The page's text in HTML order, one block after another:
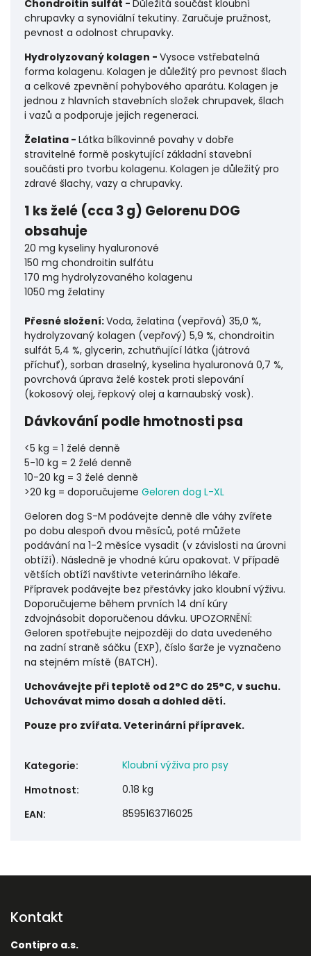
Chondroitin sulfát - Důležitá součást kloubní
chrupavky a synoviální tekutiny. Zaručuje pružnost,
pevnost a odolnost chrupavky.
Hydrolyzovaný kolagen - Vysoce vstřebatelná
forma kolagenu. Kolagen je důležitý pro pevnost šlach
a celkové zpevnění pohybového aparátu. Kolagen je
jednou z hlavních stavebních složek chrupavek, šlach
i vazů a podporuje jejich regeneraci.
Želatina - Látka bílkovinné povahy v dobře
stravitelné formě poskytující základní stavební
součásti pro tvorbu kolagenu. Kolagen je důležitý pro
zdravé šlachy, vazy a chrupavky.
1 ks želé (cca 3 g) Gelorenu DOG
obsahuje
20 mg kyseliny hyaluronové
150 mg chondroitin sulfátu
170 mg hydrolyzovaného kolagenu
1050 mg želatiny
Přesné složení:Voda, želatina (vepřová) 35,0 %,
hydrolyzovaný kolagen (vepřový) 5,9 %, chondroitin
sulfát 5,4 %, glycerin, zchutňující látka (játrová
příchuť), sorban draselný, kyselina hyaluronová 0,7 %,
povrchová úprava želé kostek proti slepování
(kokosový olej, řepkový olej a karnaubský vosk).
Dávkování podle hmotnosti psa
<5 kg = 1 želé denně
5-10 kg = 2 želé denně
10-20 kg = 3 želé denně
>20 kg = doporučujeme Geloren dog L-XL
Geloren dog S-M podávejte denně dle váhy zvířete
po dobu alespoň dvou měsíců, poté můžete
podávání na 1-2 měsíce vysadit (v závislosti na úrovni
obtíží). Následně je vhodné kúru opakovat. V případě
větších obtíží navštivte veterinárního lékaře.
Přípravek podávejte bez přestávky jako kloubní výživu.
Doporučujeme během prvních 14 dní kúry
zdvojnásobit doporučenou dávku. UPOZORNĚNÍ:
Geloren spotřebujte nejpozději do data uvedeného
na zadní straně sáčku (EXP), číslo šarže je vyznačeno
na stejném místě (BATCH).
Uchovávejte při teplotě od 2°C do 25°C, v suchu.
Uchovávat mimo dosah a dohled dětí.
Pouze pro zvířata. Veterinární přípravek.
Kategorie:
Kloubní výživa pro psy
Hmotnost:
0.18 kg
EAN: 8595163716025
Kontakt
Contipro a.s.